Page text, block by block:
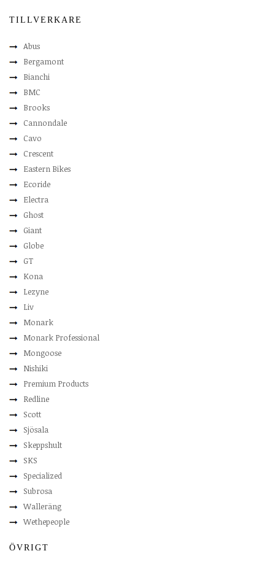
TILLVERKARE
Abus
Bergamont
Bianchi
BMC
Brooks
Cannondale
Cavo
Crescent
Eastern Bikes
Ecoride
Electra
Ghost
Giant
Globe
GT
Kona
Lezyne
Liv
Monark
Monark Professional
Mongoose
Nishiki
Premium Products
Redline
Scott
Sjösala
Skeppshult
SKS
Specialized
Subrosa
Walleräng
Wethepeople
ÖVRIGT